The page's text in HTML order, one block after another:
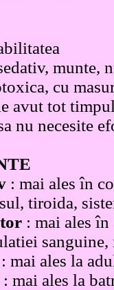
munte,
cu
avut tot
nu necesite
: mai ales în
tiroida,
: mai ales
: mai ales la
: mai ales la